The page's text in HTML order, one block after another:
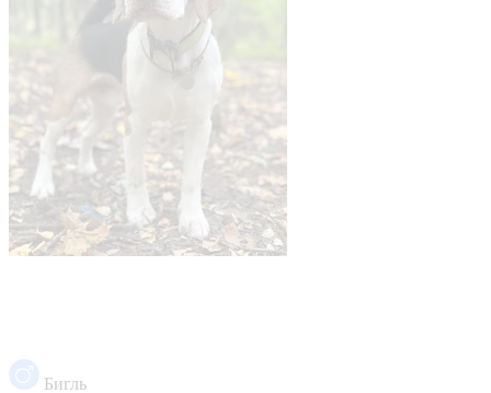
Бигль